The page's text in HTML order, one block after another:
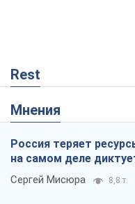
Rest
Мнения
Россия теряет
на самом деле
Сергей Мисюра 8,8 т.